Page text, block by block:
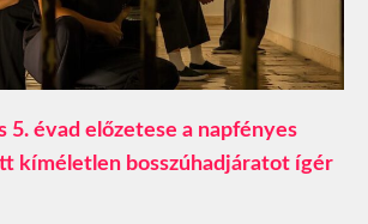
5. évad előzetese a napfényes
kíméletlen bosszúhadjáratot ígér